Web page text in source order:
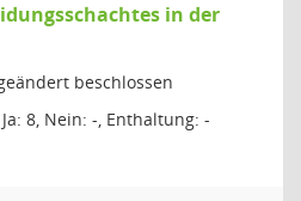
in der
beschlossen
Ja: 8, Nein: -, Enthaltung: -